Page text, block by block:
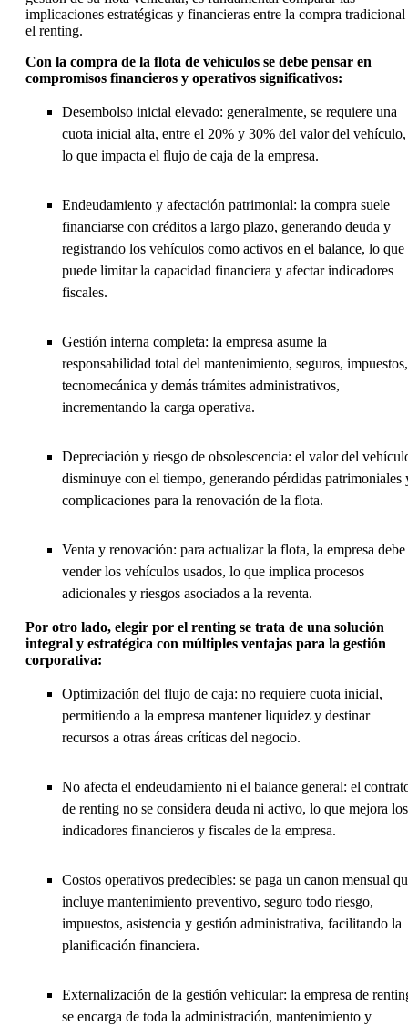
implicaciones estratégicas y financieras entre la compra
el renting.
Con la compra de la flota de vehículos se debe pensar en
compromisos financieros y operativos significativos:
Desembolso inicial elevado: generalmente, se requiere una
cuota inicial alta, entre el 20% y 30% del valor del vehículo,
lo que impacta el flujo de caja de la empresa.
Endeudamiento y afectación patrimonial: la compra suele
financiarse con créditos a largo plazo, generando deuda y
registrando los vehículos como activos en el balance, lo que
puede limitar la capacidad financiera y afectar indicadores
fiscales.
Gestión interna completa: la empresa asume la
responsabilidad total del mantenimiento, seguros, impuestos,
tecnomecánica y demás trámites administrativos,
incrementando la carga operativa.
Depreciación y riesgo de obsolescencia: el valor del
disminuye con el tiempo, generando pérdidas patrimoniales
complicaciones para la renovación de la flota.
Venta y renovación: para actualizar la flota, la empresa debe
vender los vehículos usados, lo que implica procesos
adicionales y riesgos asociados a la reventa.
Por otro lado, elegir por el renting se trata de una solución
integral y estratégica con múltiples ventajas para la gestión
corporativa:
Optimización del flujo de caja: no requiere cuota inicial,
permitiendo a la empresa mantener liquidez y destinar
recursos a otras áreas críticas del negocio.
No afecta el endeudamiento ni el balance general: el
de renting no se considera deuda ni activo, lo que mejora los
indicadores financieros y fiscales de la empresa.
Costos operativos predecibles: se paga un canon mensual
incluye mantenimiento preventivo, seguro todo riesgo,
impuestos, asistencia y gestión administrativa, facilitando la
planificación financiera.
Externalización de la gestión vehicular: la empresa de
se encarga de toda la administración, mantenimiento y